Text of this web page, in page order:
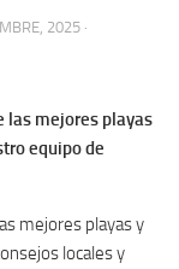
2025 ·
las mejores playas
equipo de
mejores playas y
locales y